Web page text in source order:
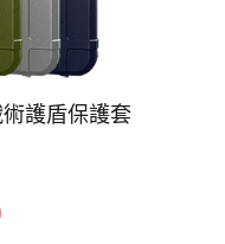
護盾保護套